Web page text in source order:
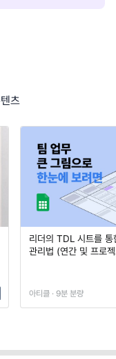
츠
리더의 TDL 시트를
관리법 (연간 및 프로
아티클 · 9분 분량